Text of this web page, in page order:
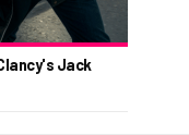
Jack